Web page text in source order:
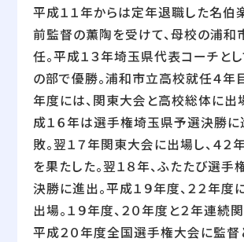
平成１１年からは定年退職した名伯
前監督の薫陶を受けて、母校の浦和
任。平成１３年埼玉県代表コーチと
の部で優勝。浦和市立高校就任４年
年度には、関東大会と高校総体に出
成１６年は選手権埼玉県予選決勝
敗。翌１７年関東大会に出場し、４２
を果たした。翌１８年、ふたたび選
決勝に進出。平成１９年度、２２年
出場。１９年度、２０年度と２年連続
平成２０年度全国選手権大会に監督